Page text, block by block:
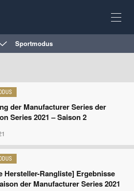
Sportmodus
der Manufacturer Series der
Series 2021 – Saison 2
Hersteller-Rangliste] Ergebnisse
der Manufacturer Series 2021